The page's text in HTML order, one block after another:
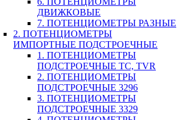
ДВИЖКОВЫЕ
7. ПОТЕНЦИОМЕТРЫ РАЗНЫЕ
2. ПОТЕНЦИОМЕТРЫ
ИМПОРТНЫЕ ПОДСТРОЕЧНЫЕ
1. ПОТЕНЦИОМЕТРЫ
ПОДСТРОЕЧНЫЕ TC, TVR
2. ПОТЕНЦИОМЕТРЫ
ПОДСТРОЕЧНЫЕ 3296
3. ПОТЕНЦИОМЕТРЫ
ПОДСТРОЕЧНЫЕ 3329